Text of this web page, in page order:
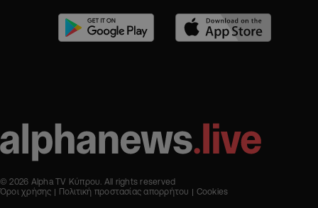
© 2026 Alpha TV Κύπρου. All rights reserved
Όροι χρήσης
Πολιτική προστασίας απορρήτου Cookies